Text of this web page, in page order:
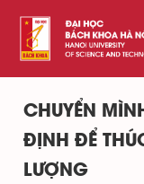
CHUYỂN
ĐỊNH ĐỂ
LƯỢNG